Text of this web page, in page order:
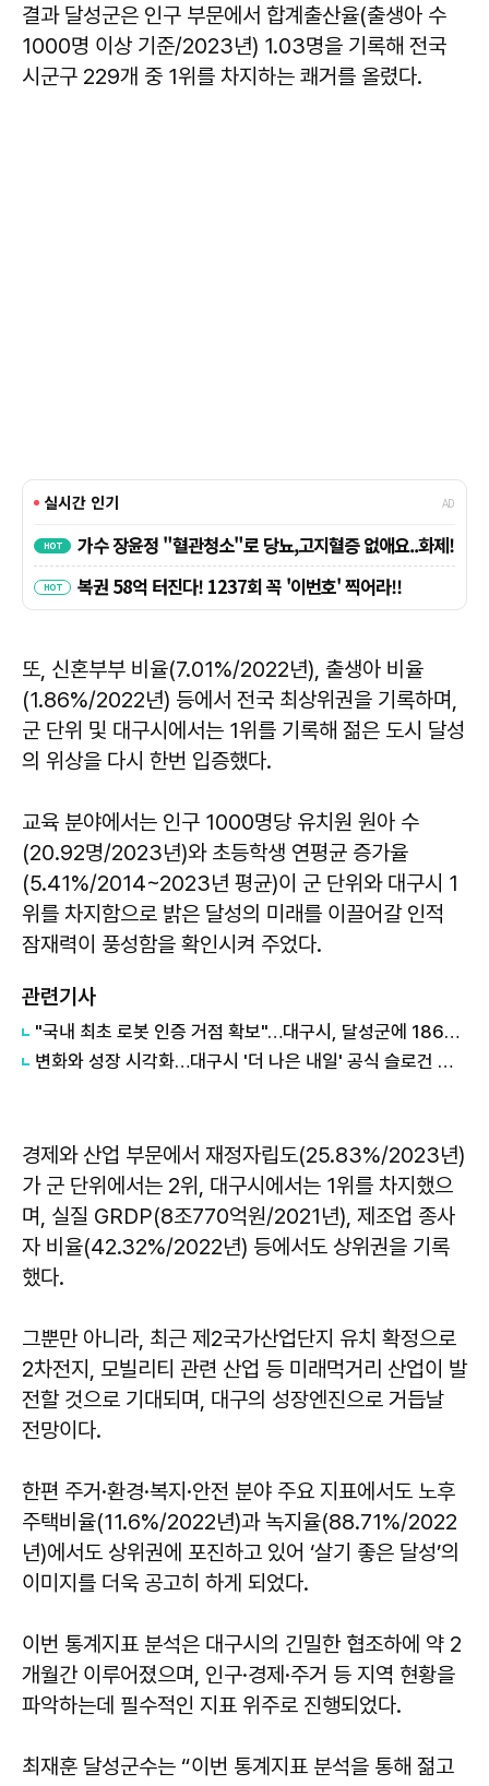
결과 달성군은 인구 부문에서 합계출산율(출생아 수
1000명 이상 기준/2023년) 1.03명을 기록해 전국
시군구 229개 중 1위를 차지하는 쾌거를 올렸다.
또, 신혼부부 비율(7.01%/2022년), 출생아 비율
(1.86%/2022년) 등에서 전국 최상위권을 기록하며,
군 단위 및 대구시에서는 1위를 기록해 젊은 도시 달성
의 위상을 다시 한번 입증했다.
교육 분야에서는 인구 1000명당 유치원 원아 수
(20.92명/2023년)와 초등학생 연평균 증가율
(5.41%/2014~2023년 평균)이 군 단위와 대구시 1
위를 차지함으로 밝은 달성의 미래를 이끌어갈 인적
잠재력이 풍성함을 확인시켜 주었다.
관련기사
"국내 최초 로봇 인증 거점 확보"…대구시, 달성군에 186억 투입해 휴머노이드 센터 구축
변화와 성장 시각화…대구시 '더 나은 내일' 공식 슬로건 디자인 공개
경제와 산업 부문에서 재정자립도(25.83%/2023년)
가 군 단위에서는 2위, 대구시에서는 1위를 차지했으
며, 실질 GRDP(8조770억원/2021년), 제조업 종사
자 비율(42.32%/2022년) 등에서도 상위권을 기록
했다.
그뿐만 아니라, 최근 제2국가산업단지 유치 확정으로
2차전지, 모빌리티 관련 산업 등 미래먹거리 산업이 발
전할 것으로 기대되며, 대구의 성장엔진으로 거듭날
전망이다.
한편 주거·환경·복지·안전 분야 주요 지표에서도 노후
주택비율(11.6%/2022년)과 녹지율(88.71%/2022
년)에서도 상위권에 포진하고 있어 ‘살기 좋은 달성’의
이미지를 더욱 공고히 하게 되었다.
이번 통계지표 분석은 대구시의 긴밀한 협조하에 약 2
개월간 이루어졌으며, 인구·경제·주거 등 지역 현황을
파악하는데 필수적인 지표 위주로 진행되었다.
최재훈 달성군수는 “이번 통계지표 분석을 통해 젊고